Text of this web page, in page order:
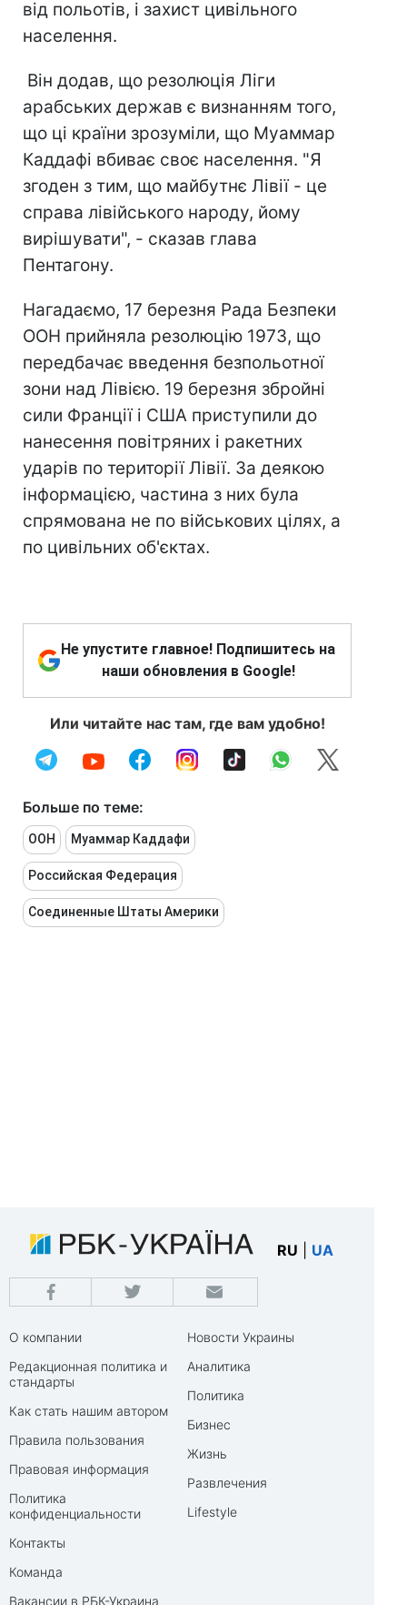
від польотів, і захист цивільного
населення.
Він додав, що резолюція Ліги
арабських держав є визнанням того,
що ці країни зрозуміли, що Муаммар
Каддафі вбиває своє населення. "Я
згоден з тим, що майбутнє Лівії - це
справа лівійського народу, йому
вирішувати", - сказав глава
Пентагону.
Нагадаємо, 17 березня Рада Безпеки
ООН прийняла резолюцію 1973, що
передбачає введення безпольотної
зони над Лівією. 19 березня збройні
сили Франції і США приступили до
нанесення повітряних і ракетних
ударів по території Лівії. За деякою
інформацією, частина з них була
спрямована не по військових цілях, а
по цивільних об'єктах.
Не упустите главное! Подпишитесь на
наши обновления в Google!
Или читайте нас там, где вам удобно!
Больше по теме:
ООН Муаммар Каддафи
Российская Федерация
Соединенные Штаты Америки
RU UA
О компании
Редакционная политика и
стандарты
Как стать нашим автором
Правила пользования
Правовая информация
Политика
конфиденциальности
Контакты
Команда
Вакансии в РБК-Украина
Новости Украины
Аналитика
Политика
Бизнес
Жизнь
Развлечения
Lifestyle